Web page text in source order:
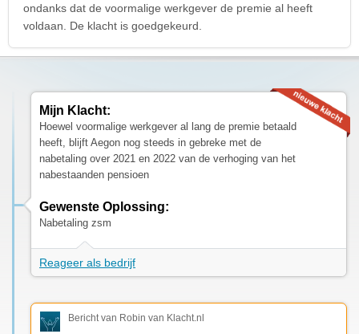
ondanks dat de voormalige werkgever de premie al heeft
voldaan. De klacht is goedgekeurd.
Mijn Klacht:
Hoewel voormalige werkgever al lang de premie betaald
heeft, blijft Aegon nog steeds in gebreke met de
nabetaling over 2021 en 2022 van de verhoging van het
nabestaanden pensioen
Gewenste Oplossing:
Nabetaling zsm
Reageer als bedrijf
Bericht van Robin van Klacht.nl